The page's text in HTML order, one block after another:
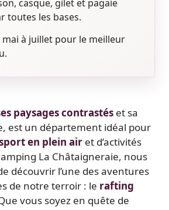
casque, gilet et pagaie
toutes les bases.
à juillet pour le meilleur
paysages contrastés et sa
est un département idéal pour
en plein air et d’activités
La Châtaigneraie, nous
découvrir l’une des aventures
de notre terroir : le rafting
vous soyez en quête de